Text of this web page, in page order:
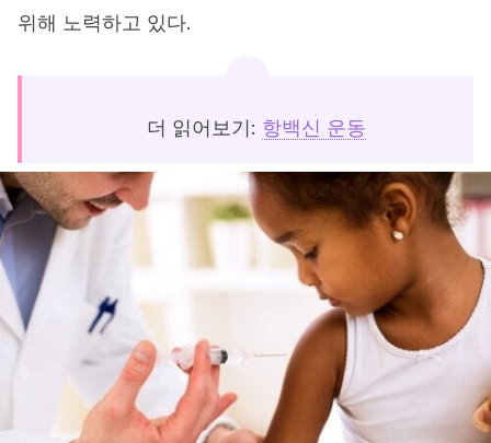
위해 노력하고 있다.
더 읽어보기: 항백신 운동